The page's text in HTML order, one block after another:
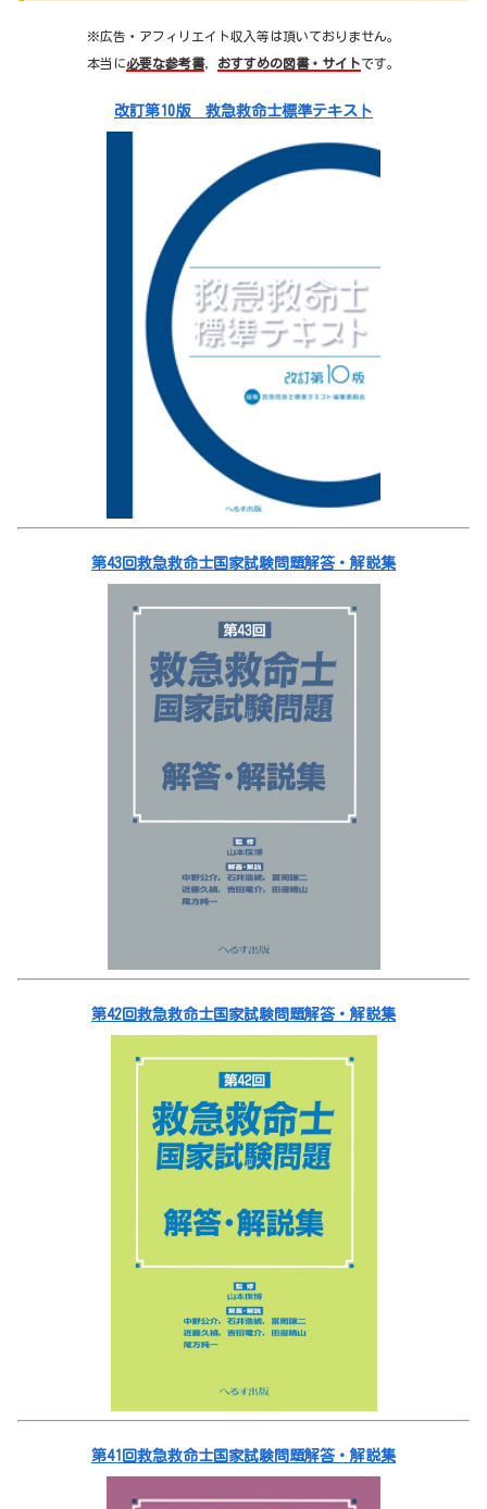
※広告・アフィリエイト収入等は頂いておりません。
本当に必要な参考書， おすすめの図書・サイトです。
改訂第10版 救急救命士標準テキスト
第43回救急救命士国家試験問題解答・解説集
第42回救急救命士国家試験問題解答・解説集
第41回救急救命士国家試験問題解答・解説集